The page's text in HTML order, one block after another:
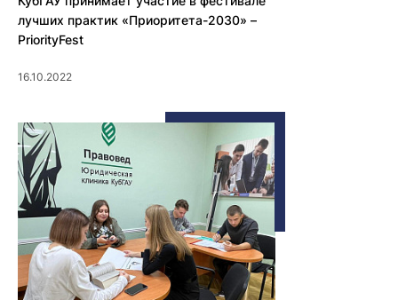
лучших практик «Приоритета-2030» –
PriorityFest
16.10.2022